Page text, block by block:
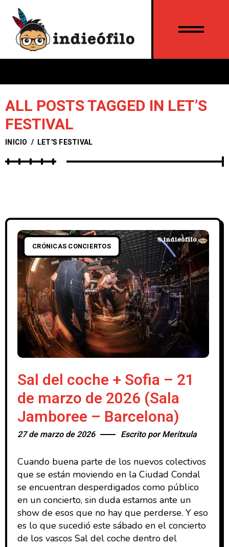
ALL POSTS TAGGED IN LET’S
FESTIVAL
INICIO / LET'S FESTIVAL
CRÓNICAS CONCIERTOS
Sal del coche + Sofia – 21
de marzo de 2026 (Sala
Jamboree – Barcelona)
27 de marzo de 2026 Escrito porMeritxula
Cuando buena parte de los nuevos colectivos
que se están moviendo en la Ciudad Condal
se encuentran desperdigados como público
en un concierto, sin duda estamos ante un
show de esos que no hay que perderse. Y eso
es lo que sucedió este sábado en el concierto
de los vascos Sal del coche dentro del